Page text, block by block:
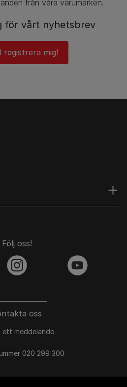
från våra varumärken.
för vårt nyhetsbrev
registrera mig!
oss
ett meddelande
020 299 300
Följ oss!
instagram youtube